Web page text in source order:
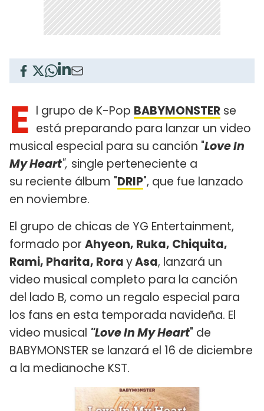
E l grupo de K-Pop BABYMONSTER se
está preparando para lanzar un video
musical especial para su canción "Love In
My Heart", single perteneciente a
su reciente álbum "DRIP", que fue lanzado
en noviembre.
El grupo de chicas de YG Entertainment,
formado por Ahyeon, Ruka, Chiquita,
Rami, Pharita, RorayAsa, lanzará un
video musical completo para la canción
del lado B, como un regalo especial para
los fans en esta temporada navideña. El
video musical "Love In My Heart" de
BABYMONSTER se lanzará el 16 de diciembre
a la medianoche KST.